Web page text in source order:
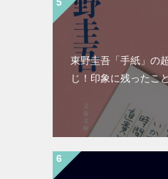
東野圭吾「手紙」の
じ！印象に残ったこ